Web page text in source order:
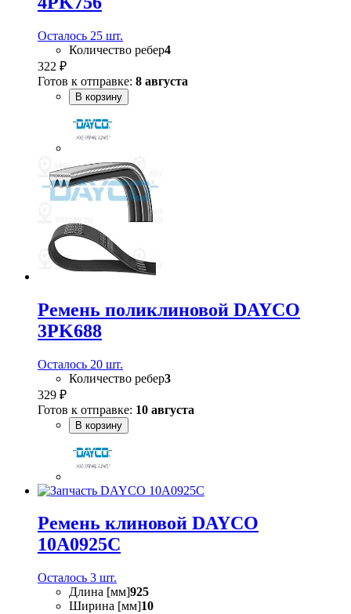
Осталось 25 шт.
Количество ребер4
322 ₽
Готов к отправке: 8 августа
В корзину
Ремень поликлиновой DAYCO
3PK688
Осталось 20 шт.
Количество ребер3
329 ₽
Готов к отправке: 10 августа
В корзину
Ремень клиновой DAYCO
10A0925C
Осталось 3 шт.
Длина [мм]925
Ширина [мм]10